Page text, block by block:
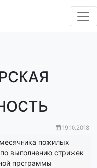
19.10.2018
пожилых
выполнению стрижек
программы